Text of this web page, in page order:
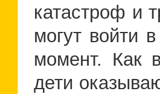
катастроф и
могут войти
момент. Как
дети